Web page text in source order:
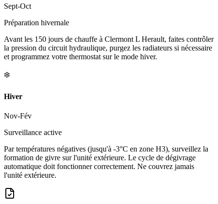
Sept-Oct
Préparation hivernale
Avant les 150 jours de chauffe à Clermont L Herault, faites contrôler
la pression du circuit hydraulique, purgez les radiateurs si nécessaire
et programmez votre thermostat sur le mode hiver.
❄️
Hiver
Nov-Fév
Surveillance active
Par températures négatives (jusqu'à -3°C en zone H3), surveillez la
formation de givre sur l'unité extérieure. Le cycle de dégivrage
automatique doit fonctionner correctement. Ne couvrez jamais
l'unité extérieure.